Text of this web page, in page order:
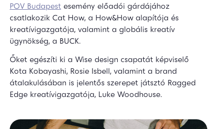
POV Budapest esemény előadói gárdájához
csatlakozik Cat How, a How&How alapítója és
kreatívigazgatója, valamint a globális kreatív
ügynökség, a BUCK.
Őket egészíti ki a Wise design csapatát képviselő
Kota Kobayashi, Rosie Isbell, valamint a brand
átalakulásában is jelentős szerepet játsztó Ragged
Edge kreatívigazgatója, Luke Woodhouse.